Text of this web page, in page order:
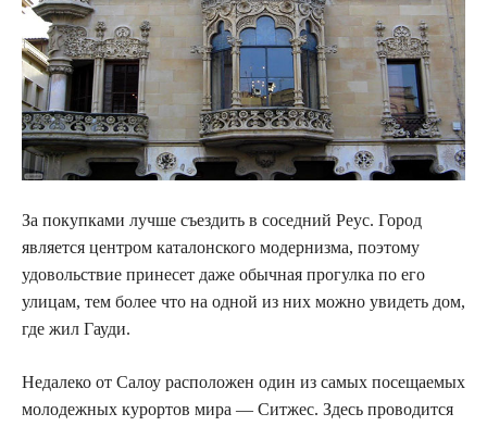
За покупками лучше съездить в соседний Реус. Город
является центром каталонского модернизма, поэтому
удовольствие принесет даже обычная прогулка по его
улицам, тем более что на одной из них можно увидеть дом,
где жил Гауди.
Недалеко от Салоу расположен один из самых посещаемых
молодежных курортов мира — Ситжес. Здесь проводится